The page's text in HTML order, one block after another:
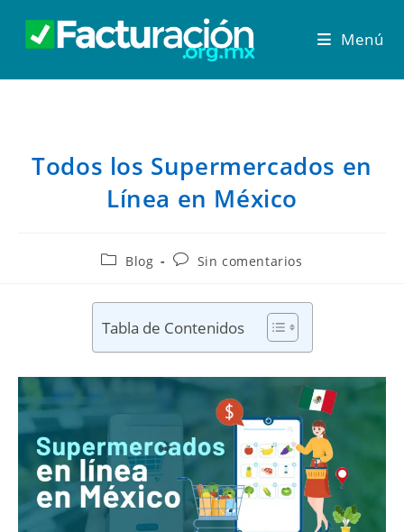
Menú
Todos los Supermercados en
Línea en México
Blog Sin comentarios
Tabla de Contenidos